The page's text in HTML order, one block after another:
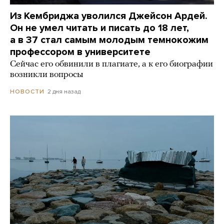
Из Кембриджа уволился Джейсон Ардей.
Он не умел читать и писать до 18 лет,
а в 37 стал самым молодым темнокожим
профессором в университете
Сейчас его обвинили в плагиате, а к его биографии
возникли вопросы
НОВОСТИ 2 дня назад